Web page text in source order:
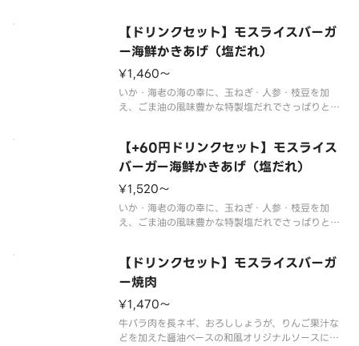
食欲をそそるモスの自信作です。
※パティに含まれる牛肉は､100％国産です
【ドリンクセット】モスライスバーガ
ー海鮮かきあげ（塩だれ）
¥1,460〜
いか・海老の海の幸に、玉ねぎ・人参・枝豆を加
え、ごま油の風味豊かな特製塩だれでさっぱりと仕
す。
※食材の増減量・不使用等のご要望にはお応えいた
【+60円ドリンクセット】モスライス
バーガー海鮮かきあげ（塩だれ）
¥1,520〜
いか・海老の海の幸に、玉ねぎ・人参・枝豆を加
え、ごま油の風味豊かな特製塩だれでさっぱりと仕
す。
※スープ用のスプーンが不要なお客様はオプション
チェックを付けた場合で
【ドリンクセット】モスライスバーガ
ー焼肉
¥1,470〜
牛バラ肉を長ネギ、おろししょうが、りんご果汁な
どを加えた醤油ベースの和風オリジナルソースに漬